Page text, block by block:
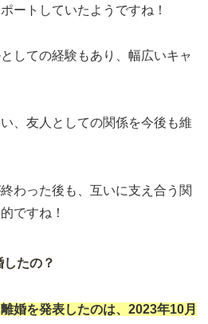
ートしていたようですね！
しての経験もあり、幅広いキャ
、友人としての関係を今後も維
わった後も、互いに支え合う関
ですね！
たの？
婚を発表したのは、2023年10月